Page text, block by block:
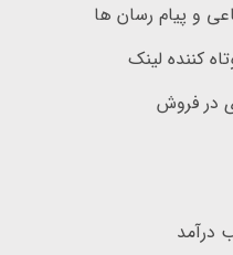
و پیام رسان ها
کننده لینک
در فروش
درآمد